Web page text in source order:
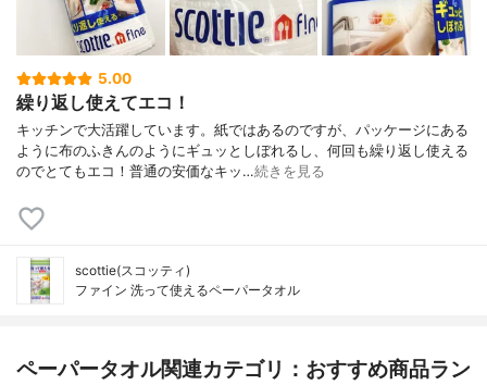
5.00
繰り返し使えてエコ！
キッチンで大活躍しています。紙ではあるのですが、パッケージにある
ように布のふきんのようにギュッとしぼれるし、何回も繰り返し使える
のでとてもエコ！普通の安価なキッ…続きを見る
scottie(スコッティ)
ファイン 洗って使えるペーパータオル
ペーパータオル関連カテゴリ：おすすめ商品ラン